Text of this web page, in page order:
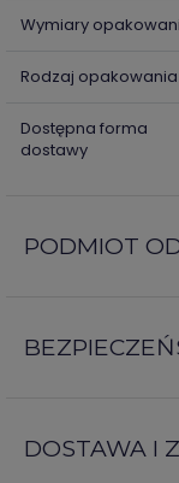
Wymiary
Rodzaj opakowania
Dostępna forma
dostawy
PODMIOT
DOSTAWA I